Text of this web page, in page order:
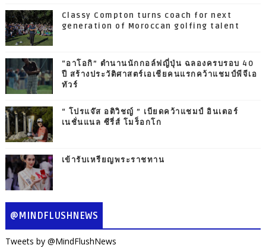
Classy Compton turns coach for next
generation of Moroccan golfing talent
“อาโอกิ” ตำนานนักกอล์ฟญี่ปุ่น ฉลองครบรอบ 40
ปี สร้างประวัติศาสตร์เอเชียคนแรกคว้าแชมป์พีจีเอ
ทัวร์
“ โปรแจ๊ส อติวิชญ์ ” เบียดคว้าแชมป์ อินเตอร์
เนชั่นแนล ซีรี่ส์ โมร็อกโก
เข้ารับเหรียญพระราชทาน
@MINDFLUSHNEWS
Tweets by @MindFlushNews